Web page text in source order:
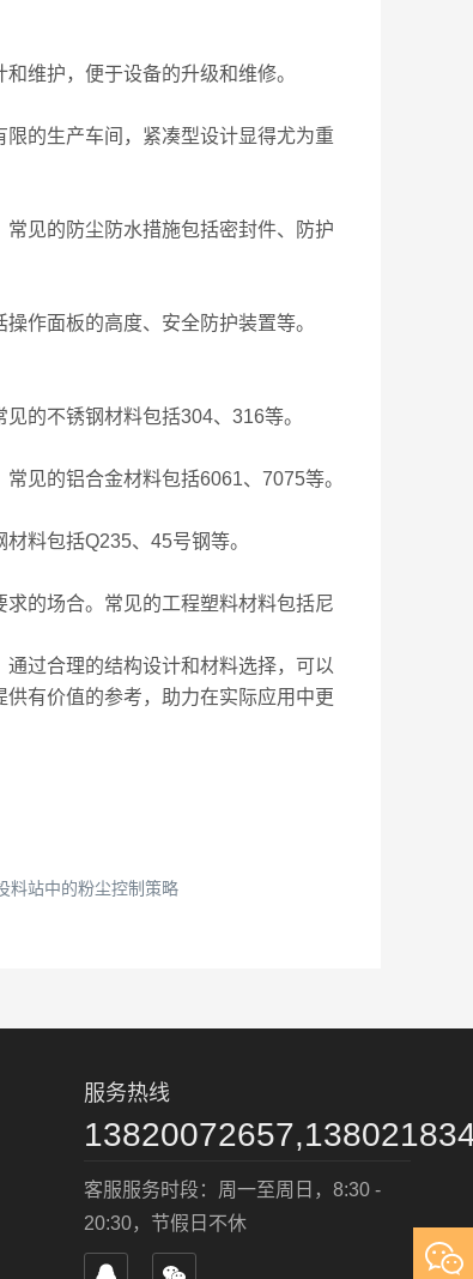
维护，便于设备的升级和维修。
的生产车间，紧凑型设计显得尤为重
见的防尘防水措施包括密封件、防护
作面板的高度、安全防护装置等。
的不锈钢材料包括304、316等。
见的铝合金材料包括6061、7075等。
料包括Q235、45号钢等。
的场合。常见的工程塑料材料包括尼
过合理的结构设计和材料选择，可以
有价值的参考，助力在实际应用中更
料站中的粉尘控制策略
服务热线
客服服务时段：周一至周日，8:30 -
20:30，节假日不休